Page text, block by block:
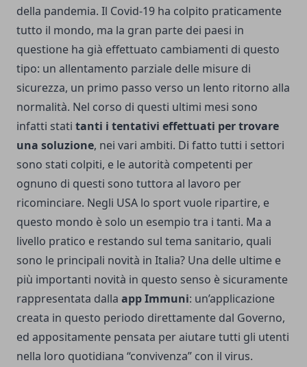
della pandemia. Il Covid-19 ha colpito praticamente
tutto il mondo, ma la gran parte dei paesi in
questione ha già effettuato cambiamenti di questo
tipo: un allentamento parziale delle misure di
sicurezza, un primo passo verso un lento ritorno alla
normalità. Nel corso di questi ultimi mesi sono
infatti stati tanti i tentativi effettuati per trovare
una soluzione, nei vari ambiti. Di fatto tutti i settori
sono stati colpiti, e le autorità competenti per
ognuno di questi sono tuttora al lavoro per
ricominciare. Negli USA lo sport vuole ripartire, e
questo mondo è solo un esempio tra i tanti. Ma a
livello pratico e restando sul tema sanitario, quali
sono le principali novità in Italia? Una delle ultime e
più importanti novità in questo senso è sicuramente
rappresentata dalla app Immuni: un’applicazione
creata in questo periodo direttamente dal Governo,
ed appositamente pensata per aiutare tutti gli utenti
nella loro quotidiana “convivenza” con il virus.